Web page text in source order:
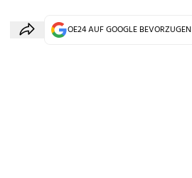
OE24 AUF GOOGLE BEVORZUGEN